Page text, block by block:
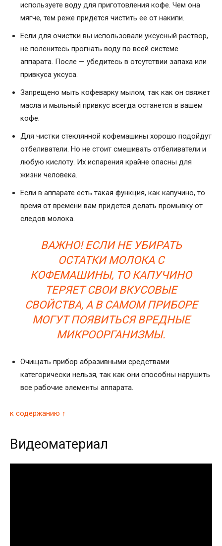
используете воду для приготовления кофе. Чем она
мягче, тем реже придется чистить ее от накипи.
Если для очистки вы использовали уксусный раствор,
не поленитесь прогнать воду по всей системе
аппарата. После — убедитесь в отсутствии запаха или
привкуса уксуса.
Запрещено мыть кофеварку мылом, так как он свяжет
масла и мыльный привкус всегда останется в вашем
кофе.
Для чистки стеклянной кофемашины хорошо подойдут
отбеливатели. Но не стоит смешивать отбеливатели и
любую кислоту. Их испарения крайне опасны для
жизни человека.
Если в аппарате есть такая функция, как капучино, то
время от времени вам придется делать промывку от
следов молока.
ВАЖНО! ЕСЛИ НЕ УБИРАТЬ
ОСТАТКИ МОЛОКА С
КОФЕМАШИНЫ, ТО КАПУЧИНО
ТЕРЯЕТ СВОИ ВКУСОВЫЕ
СВОЙСТВА, А В САМОМ ПРИБОРЕ
МОГУТ ПОЯВИТЬСЯ ВРЕДНЫЕ
МИКРООРГАНИЗМЫ.
Очищать прибор абразивными средствами
категорически нельзя, так как они способны нарушить
все рабочие элементы аппарата.
к содержанию ↑
Видеоматериал